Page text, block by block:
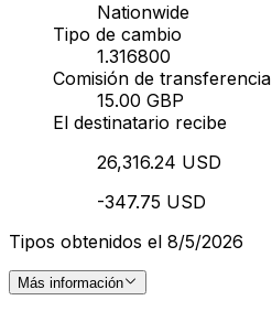
Nationwide
Tipo de cambio
1.316800
Comisión de transferencia
15.00 GBP
El destinatario recibe
26,316.24 USD
-347.75 USD
Tipos obtenidos el 8/5/2026
Más información